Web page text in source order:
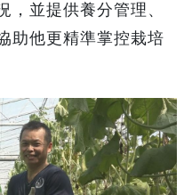
，並提供養分管理、
助他更精準掌控栽培